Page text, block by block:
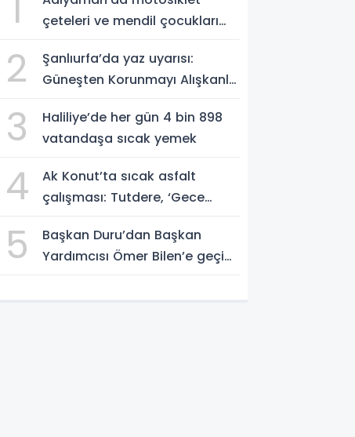
çeteleri ve mendil çocukları
2
Şanlıurfa’da yaz uyarısı:
Güneşten Korunmayı Alışkanlık
3
Haliliye’de her gün 4 bin 898
vatandaşa sıcak yemek
4
Ak Konut’ta sıcak asfalt
çalışması: Tutdere, ‘Gece
5
Başkan Duru’dan Başkan
Yardımcısı Ömer Bilen’e geçici